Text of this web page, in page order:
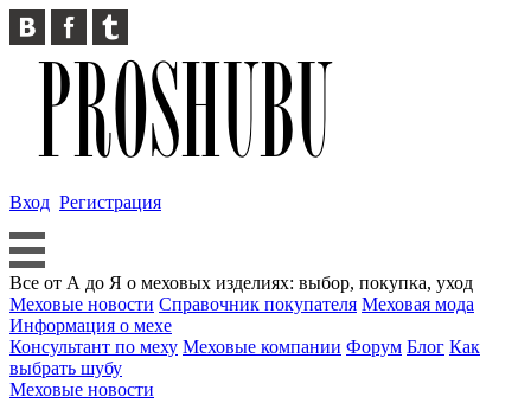
Вход Регистрация
Все от А до Я о меховых изделиях: выбор, покупка, уход
Меховые новости Справочник покупателя Меховая мода
Информация о мехе
Консультант по меху Меховые компании Форум Блог Как
выбрать шубу
Меховые новости